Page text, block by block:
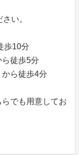
い。
歩10分
歩5分
徒歩4分
も用意してお